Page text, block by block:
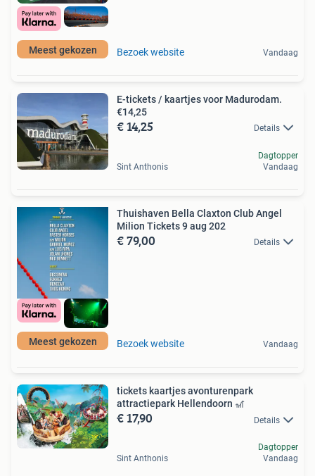
Meest gekozen Bezoek website Vandaag
E-tickets / kaartjes voor Madurodam.
€14,25
€ 14,25 Details
Sint Anthonis
Dagtopper
Vandaag
Meest gekozen
Thuishaven Bella Claxton Club Angel
Milion Tickets 9 aug 202
€ 79,00 Details
Bezoek website Vandaag
tickets kaartjes avonturenpark
attractiepark Hellendoorn 🎢
€ 17,90 Details
Sint Anthonis
Dagtopper
Vandaag